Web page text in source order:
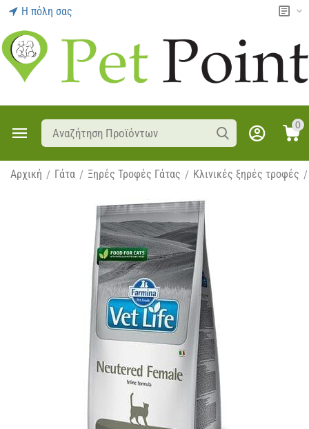
Η πόλη σας
0
Αρχική / Γάτα / Ξηρές Τροφές Γάτας / Κλινικές ξηρές τροφές /